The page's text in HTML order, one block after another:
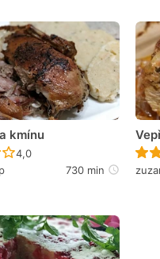
kmínu
Recept ještě nebyl hodnocen
4,0
730 min